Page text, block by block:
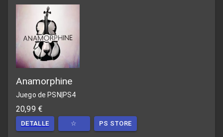
Anamorphine
Juego de PSN PS4
20,99 €
DETALLE ☆ PS STORE